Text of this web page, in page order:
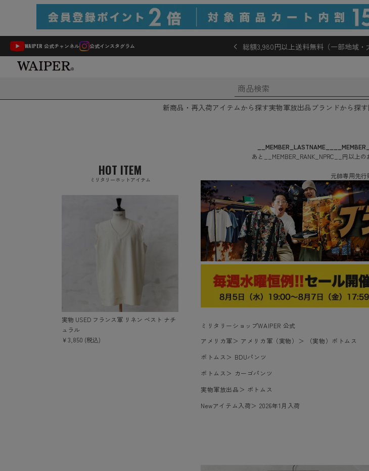
WAIPER 公式チャンネル 公式インスタグラム 総額3,980円以上送料無料（一部地域・
新商品・再入荷アイテムから探す実物軍放出品 ブランドから探す
__MEMBER_LASTNAME__
あと
__MEMBER_RANK_NPRC__ 円以上の
元帥専用先行
ミリタリーショップWAIPER 公式
アメリカ軍＞ アメリカ軍（実物） ＞
（実物）ボトムス
ボトムス ＞ BDUパンツ
ボトムス ＞ カーゴパンツ
実物軍放出品 ＞ ボトムス
Newアイテム入荷＞ 2026年1月入荷
HOT ITEM
ミリタリーホットアイテム
実物 USED フランス軍 リネン ベスト ナチ
ュラル
￥3,850 (税込)